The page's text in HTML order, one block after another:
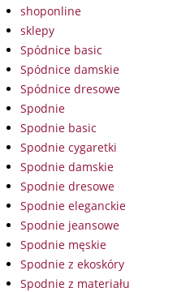
shoponline
sklepy
Spódnice basic
Spódnice damskie
Spódnice dresowe
Spodnie
Spodnie basic
Spodnie cygaretki
Spodnie damskie
Spodnie dresowe
Spodnie eleganckie
Spodnie jeansowe
Spodnie męskie
Spodnie z ekoskóry
Spodnie z materiału